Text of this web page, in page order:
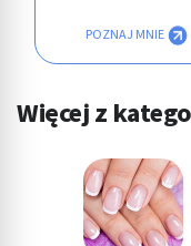
POZNAJ MNIE
Więcej z